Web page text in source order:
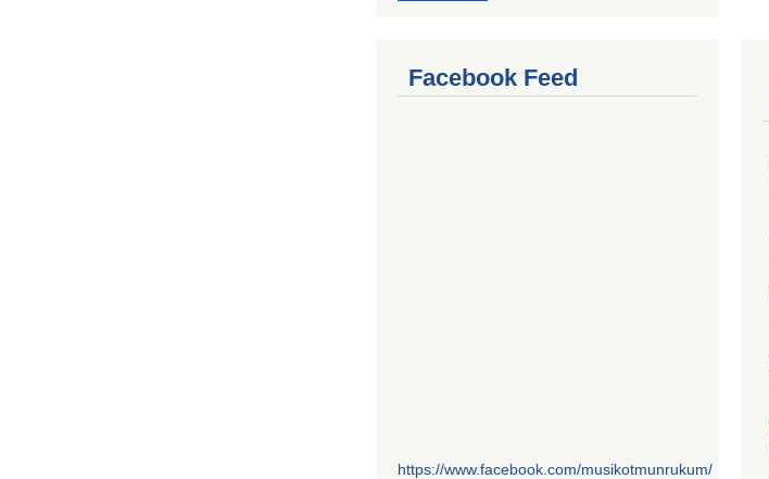
Facebook Feed
https://www.facebook.com/musikotmunrukum/